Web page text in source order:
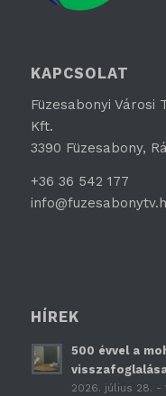
KAPCSOLAT
Füzesabonyi
Kft.
3390 Füzesabony,
+36 36 542 177
HÍREK
500 évvel a
2026. július 28. -